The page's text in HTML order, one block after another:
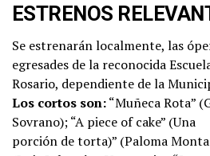
ESTRENOS
Se estrenarán localmente, las
egresades de la reconocida
Rosario, dependiente de la
Los cortos son:“Muñeca Rota”
Sovrano); “A piece of cake” (Una
porción de torta)” (Paloma